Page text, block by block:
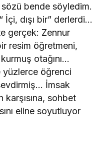
sözü bende söyledim.
dışı bir” derlerdi…
gerçek: Zennur
resim öğretmeni,
otağını…
yüzlerce öğrenci
İmsak
sohbet
eline soyutluyor